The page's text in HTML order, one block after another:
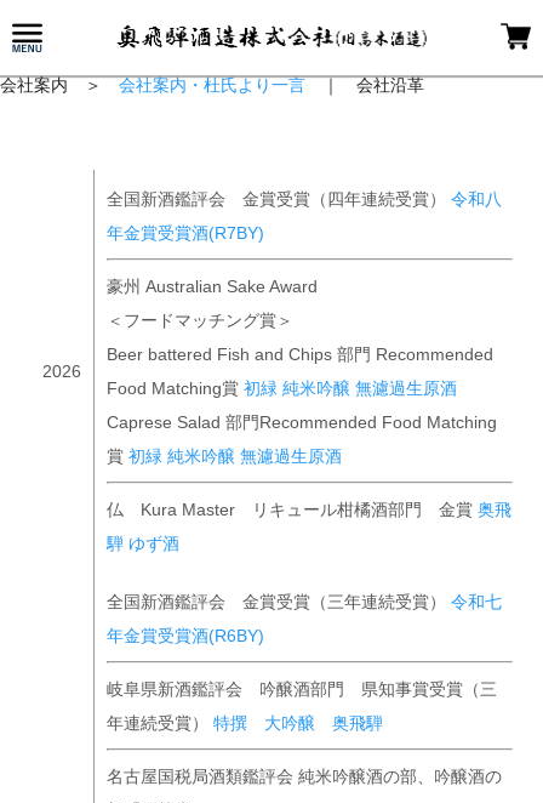
会社案内 ＞ 会社案内・杜氏より一言 ｜ 会社沿革
2026
全国新酒鑑評会 金賞受賞（四年連続受賞） 令和八
年金賞受賞酒(R7BY)
豪州 Australian Sake Award
＜フードマッチング賞＞
Beer battered Fish and Chips 部門 Recommended
Food Matching賞 初緑 純米吟醸 無濾過生原酒
Caprese Salad 部門Recommended Food Matching
賞 初緑 純米吟醸 無濾過生原酒
仏 Kura Master リキュール柑橘酒部門 金賞 奥飛
騨 ゆず酒
全国新酒鑑評会 金賞受賞（三年連続受賞） 令和七
年金賞受賞酒(R6BY)
岐阜県新酒鑑評会 吟醸酒部門 県知事賞受賞（三
年連続受賞） 特撰 大吟醸 奥飛騨
名古屋国税局酒類鑑評会 純米吟醸酒の部、吟醸酒の